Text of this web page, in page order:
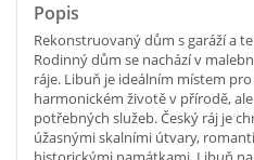
Popis
Rekonstruovaný dům s garáží a
Rodinný dům se nachází v
ráje. Libuň je ideálním místem
harmonickém životě v přírodě,
potřebných služeb. Český ráj je
úžasnými skalními útvary,